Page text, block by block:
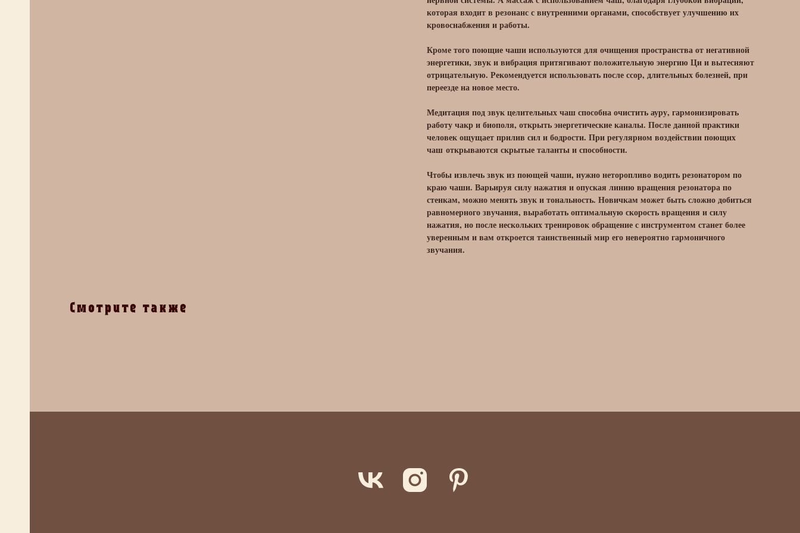
которая входит в резонанс с внутренними органами, способствует улучшению их
кровоснабжения и работы.
Кроме того поющие чаши используются для очищения пространства от негативной
энергетики, звук и вибрация притягивают положительную энергию Ци и вытесняют
отрицательную. Рекомендуется использовать после ссор, длительных болезней, при
переезде на новое место.
Медитация под звук целительных чаш способна очистить ауру, гармонизировать
работу чакр и биополя, открыть энергетические каналы. После данной практики
человек ощущает прилив сил и бодрости. При регулярном воздействии поющих
чаш открываются скрытые таланты и способности.
Чтобы извлечь звук из поющей чаши, нужно неторопливо водить резонатором по
краю чаши. Варьируя силу нажатия и опуская линию вращения резонатора по
стенкам, можно менять звук и тональность. Новичкам может быть сложно добиться
равномерного звучания, выработать оптимальную скорость вращения и силу
нажатия, но после нескольких тренировок обращение с инструментом станет более
уверенным и вам откроется таинственный мир его невероятно гармоничного
звучания.
Смотрите также